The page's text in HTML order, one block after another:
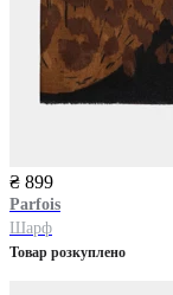
₴ 899
Parfois
Шарф
Товар розкуплено